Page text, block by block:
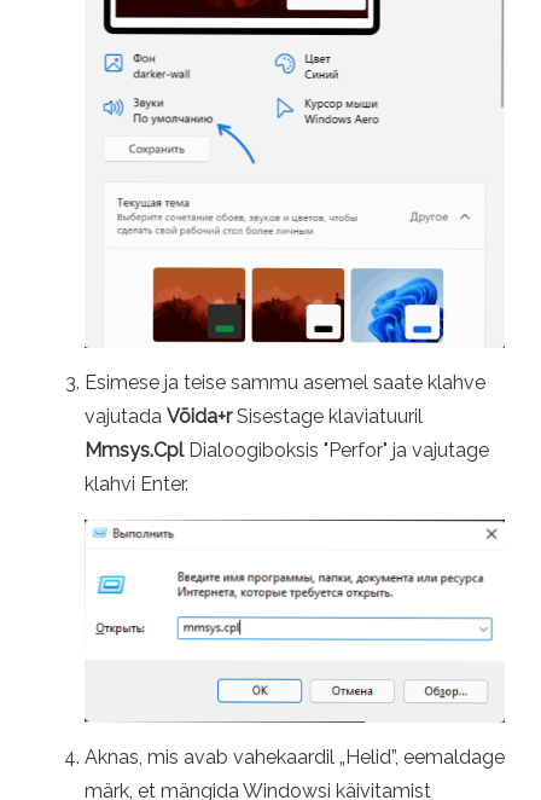
Esimese ja teise sammu asemel saate klahve
vajutada Võida+rSisestage klaviatuuril
Mmsys.CplDialoogiboksis "Perfor" ja vajutage
klahvi Enter.
Aknas, mis avab vahekaardil „Helid”, eemaldage
märk, et mängida Windowsi käivitamist